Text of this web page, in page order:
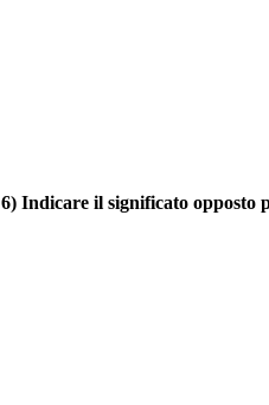
6) Indicare il significato opposto